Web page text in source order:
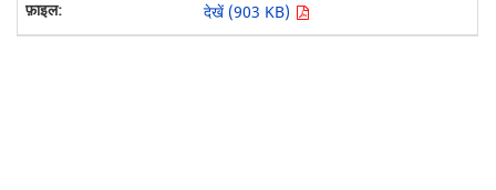
देखें (903 KB)